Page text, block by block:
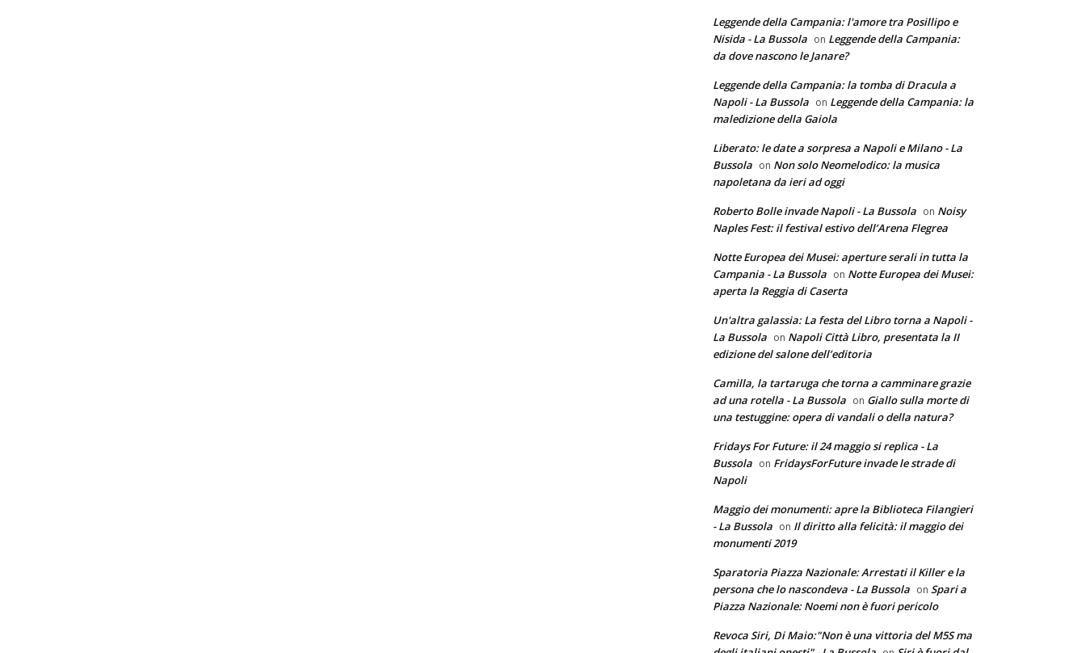
Leggende della Campania: l'amore tra Posillipo e
Nisida - La Bussola on Leggende della Campania:
da dove nascono le Janare?
Leggende della Campania: la tomba di Dracula a
Napoli - La Bussola on Leggende della Campania: la
maledizione della Gaiola
Liberato: le date a sorpresa a Napoli e Milano - La
Bussola on Non solo Neomelodico: la musica
napoletana da ieri ad oggi
Roberto Bolle invade Napoli - La Bussola on Noisy
Naples Fest: il festival estivo dell’Arena Flegrea
Notte Europea dei Musei: aperture serali in tutta la
Campania - La Bussola on Notte Europea dei Musei:
aperta la Reggia di Caserta
Un'altra galassia: La festa del Libro torna a Napoli -
La Bussola on Napoli Città Libro, presentata la II
edizione del salone dell’editoria
Camilla, la tartaruga che torna a camminare grazie
ad una rotella - La Bussola on Giallo sulla morte di
una testuggine: opera di vandali o della natura?
Fridays For Future: il 24 maggio si replica - La
Bussola on FridaysForFuture invade le strade di
Napoli
Maggio dei monumenti: apre la Biblioteca Filangieri
- La Bussola on Il diritto alla felicità: il maggio dei
monumenti 2019
Sparatoria Piazza Nazionale: Arrestati il Killer e la
persona che lo nascondeva - La Bussola on Spari a
Piazza Nazionale: Noemi non è fuori pericolo
Revoca Siri, Di Maio:"Non è una vittoria del M5S ma